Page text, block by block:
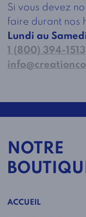
Si vous devez
faire durant nos
Lundi au
1 (800) 394-1513
NOTRE
ACCUEIL